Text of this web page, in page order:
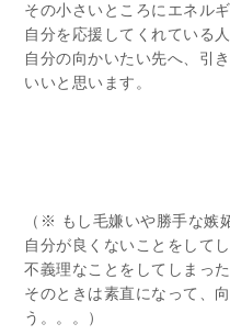
その小さいところにエネル
自分を応援してくれている
自分の向かいたい先へ、引
いいと思います。
（※ もし毛嫌いや勝手な嫉
自分が良くないことをして
不義理なことをしてしまっ
そのときは素直になって、
う。。。）